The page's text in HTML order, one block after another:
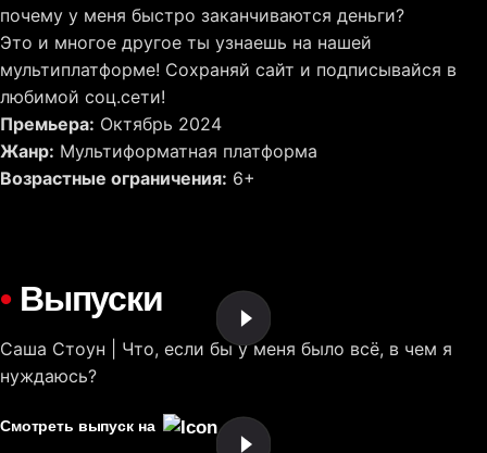
почему у меня быстро заканчиваются деньги?
Это и многое другое ты узнаешь на нашей
мультиплатформе! Сохраняй сайт и подписывайся в
любимой соц.сети!
Премьера: Октябрь 2024
Жанр: Мультиформатная платформа
Возрастные ограничения: 6+
•Выпуски
Саша Стоун | Что, если бы у меня было всё, в чем я
нуждаюсь?
Смотреть выпуск на